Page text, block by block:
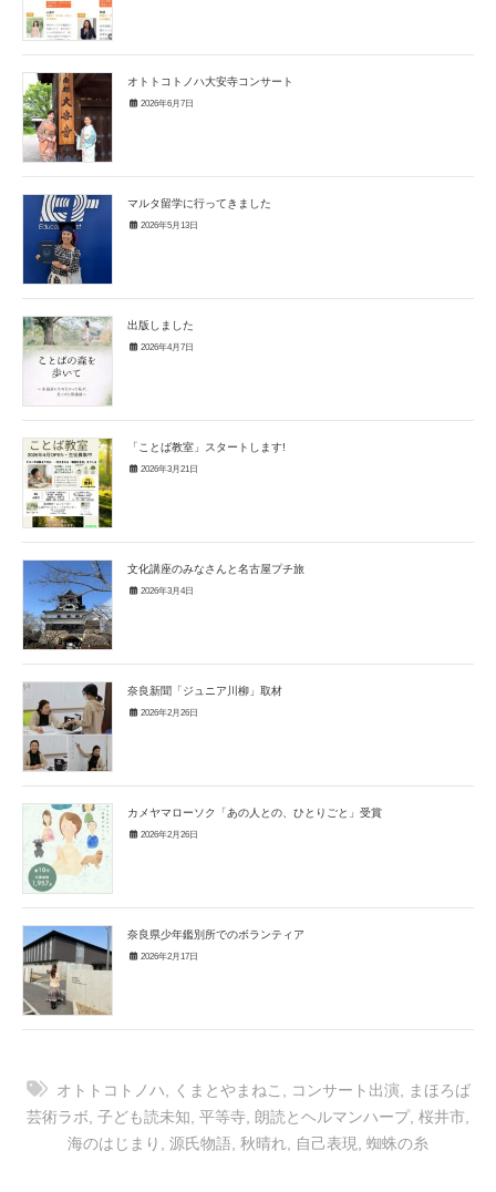
オトトコトノハ大安寺コンサート
2026年6月7日
マルタ留学に行ってきました
2026年5月13日
出版しました
2026年4月7日
「ことば教室」スタートします!
2026年3月21日
文化講座のみなさんと名古屋プチ旅
2026年3月4日
奈良新聞「ジュニア川柳」取材
2026年2月26日
カメヤマローソク「あの人との、ひとりごと」受賞
2026年2月26日
奈良県少年鑑別所でのボランティア
2026年2月17日
オトトコトノハ, くまとやまねこ , コンサート出演, まほろば
芸術ラボ, 子ども読未知, 平等寺, 朗読とヘルマンハープ, 桜井市,
海のはじまり , 源氏物語, 秋晴れ, 自己表現, 蜘蛛の糸